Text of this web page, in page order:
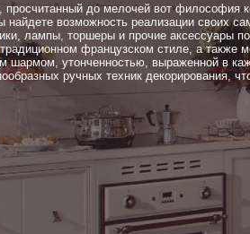
до мелочей вот философия
найдете возможность реализации своих
лампы, торшеры и прочие аксессуары
французском стиле, а также
шармом, утонченностью, выраженной в
ручных техник декорирования,